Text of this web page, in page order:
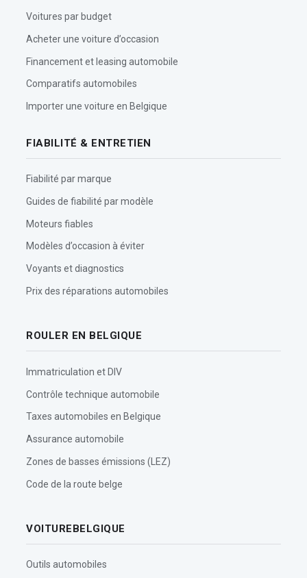
Voitures par budget
Acheter une voiture d’occasion
Financement et leasing automobile
Comparatifs automobiles
Importer une voiture en Belgique
FIABILITÉ & ENTRETIEN
Fiabilité par marque
Guides de fiabilité par modèle
Moteurs fiables
Modèles d’occasion à éviter
Voyants et diagnostics
Prix des réparations automobiles
ROULER EN BELGIQUE
Immatriculation et DIV
Contrôle technique automobile
Taxes automobiles en Belgique
Assurance automobile
Zones de basses émissions (LEZ)
Code de la route belge
VOITUREBELGIQUE
Outils automobiles